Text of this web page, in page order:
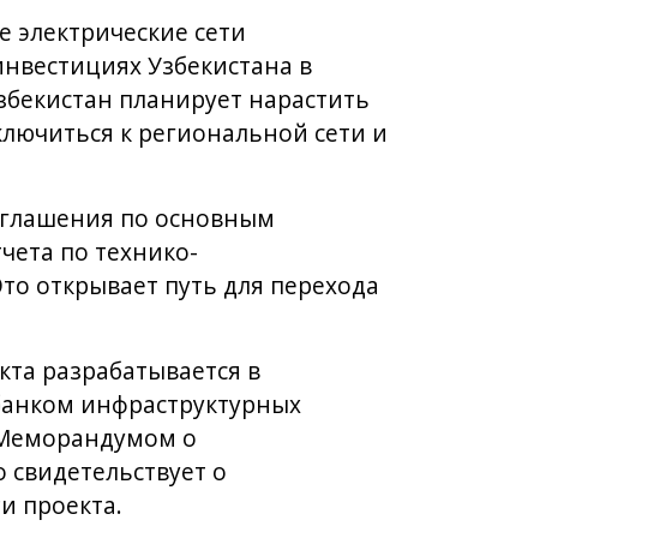
сети
Узбекистана в
планирует нарастить
к региональной сети и
по основным
по технико-
открывает путь для перехода
разрабатывается в
инфраструктурных
о
о
проекта.